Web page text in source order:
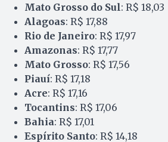
Mato Grosso do Sul: R$ 18,03
Alagoas: R$ 17,88
Rio de Janeiro: R$ 17,97
Amazonas: R$ 17,77
Mato Grosso: R$ 17,56
Piauí: R$ 17,18
Acre: R$ 17,16
Tocantins: R$ 17,06
Bahia: R$ 17,01
Espírito Santo: R$ 14,18